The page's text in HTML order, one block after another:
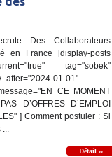
Des Collaborateurs
en France [display-posts
tag="sobek"
01-01"
CE MOMENT
D’OFFRES D’EMPLOI
] Comment postuler : Si
...
Détail ››